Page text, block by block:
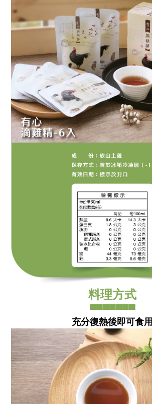
料理方式
▀▀▀▀▀▀▀
充分復熱後即可食用